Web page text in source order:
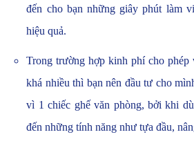
đến cho bạn những giây phút làm
hiệu quả.
Trong trường hợp kinh phí cho phép
khá nhiều thì bạn nên đầu tư cho
vì 1 chiếc ghế văn phòng, bởi khi
đến những tính năng như tựa đầu,